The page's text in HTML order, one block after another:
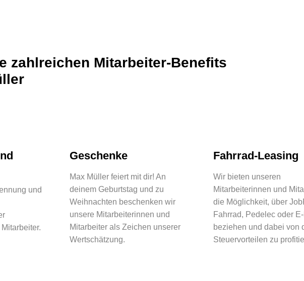
zahlreichen Mitarbeiter-Benefits
und
Geschenke
Max Müller feiert mit dir! An
deinem Geburtstag und zu
Weihnachten beschenken wir
unsere Mitarbeiterinnen und
Mitarbeiter als Zeichen unserer
Wertschätzung.
Fahrrad-Leasing
Wir bieten unseren
Mitarbeiterinnen und
die Möglichkeit, über
Fahrrad, Pedelec oder
beziehen und dabei von
Steuervorteilen zu